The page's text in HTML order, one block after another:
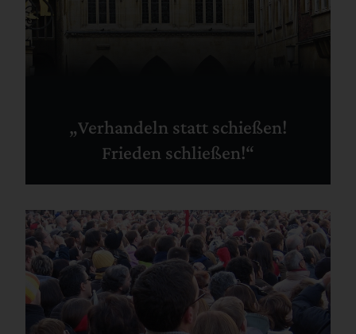
„Verhandeln statt schießen!
Frieden schließen!“